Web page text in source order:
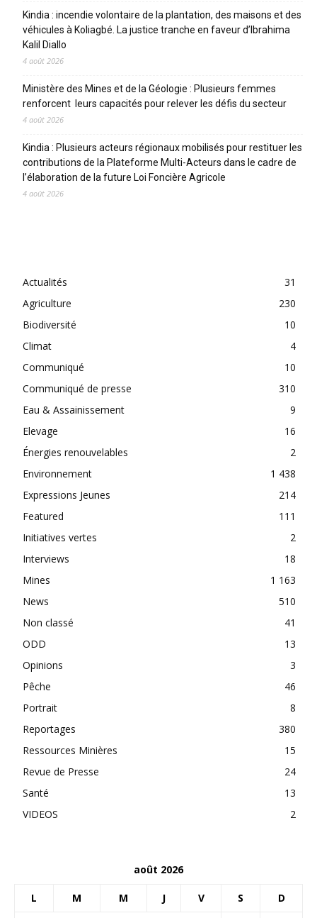
Kindia : incendie volontaire de la plantation, des maisons et des
véhicules à Koliagbé. La justice tranche en faveur d’Ibrahima
Kalil Diallo
4 août 2026
Ministère des Mines et de la Géologie : Plusieurs femmes
renforcent leurs capacités pour relever les défis du secteur
4 août 2026
Kindia : Plusieurs acteurs régionaux mobilisés pour restituer les
contributions de la Plateforme Multi-Acteurs dans le cadre de
l’élaboration de la future Loi Foncière Agricole
4 août 2026
Actualités
31
Agriculture
230
Biodiversité
10
Climat
4
Communiqué
10
Communiqué de presse
310
Eau & Assainissement
9
Elevage
16
Énergies renouvelables
2
Environnement
1 438
Expressions Jeunes
214
Featured
111
Initiatives vertes
2
Interviews
18
Mines
1 163
News
510
Non classé
41
ODD
13
Opinions
3
Pêche
46
Portrait
8
Reportages
380
Ressources Minières
15
Revue de Presse
24
Santé
13
VIDEOS
2
août 2026
L M M J V S D